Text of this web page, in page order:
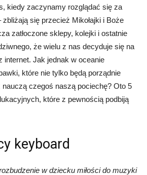
kiedy zaczynamy rozglądać się za
się przecież Mikołajki i Boże
zatłoczone sklepy, kolejki i ostatnie
że wielu z nas decyduje się na
internet. Jak jednak w oceanie
które nie tylko będą porządnie
czegoś naszą pociechę? Oto 5
które z pewnością podbiją
keyboard
w dziecku miłości do muzyki